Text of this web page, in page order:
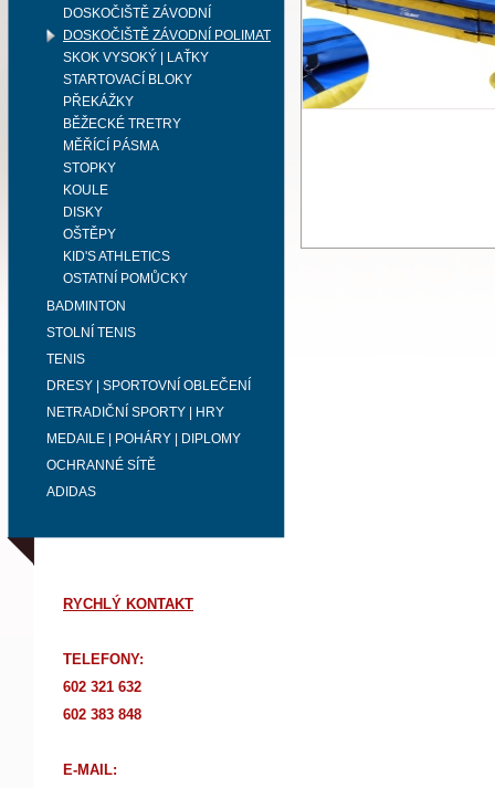
DOSKOČIŠTĚ ZÁVODNÍ
DOSKOČIŠTĚ ZÁVODNÍ POLIMAT
SKOK VYSOKÝ | LAŤKY
STARTOVACÍ BLOKY
PŘEKÁŽKY
BĚŽECKÉ TRETRY
MĚŘÍCÍ PÁSMA
STOPKY
KOULE
DISKY
OŠTĚPY
KID'S ATHLETICS
OSTATNÍ POMŮCKY
BADMINTON
STOLNÍ TENIS
TENIS
DRESY | SPORTOVNÍ OBLEČENÍ
NETRADIČNÍ SPORTY | HRY
MEDAILE | POHÁRY | DIPLOMY
OCHRANNÉ SÍTĚ
ADIDAS
RYCHLÝ KONTAKT
TELEFONY:
602 321 632
602 383 848
E-MAIL: